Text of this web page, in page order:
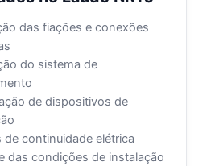
das fiações e conexões
do sistema de
de dispositivos de
de continuidade elétrica
das condições de instalação